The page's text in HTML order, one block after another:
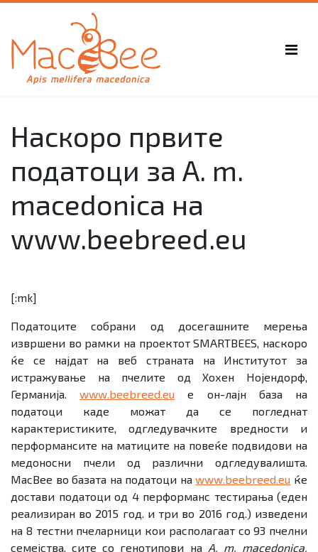
Наскоро првите
податоци за A. m.
macedonica на
www.beebreed.eu
[:mk]
Податоците собрани од досегашните мерења
извршени во рамки на проектот SMARTBEES, наскоро
ќе се најдат на веб страната на Институтот за
истражување на пчелите од Хохен Нојендорф,
Германија.www.beebreed.eu е он-лајн база на
податоци каде можат да се погледнат
карактеристиките, одгледувачките вредности и
перформансите на матиците на повеќе подвидови на
медоносни пчели од различни одгледувалишта.
MacBee во базата на податоци наwww.beebreed.eu ќе
достави податоци од 4 перформанс тестирања (еден
реализиран во 2015 год. и три во 2016 год.) изведени
на 8 тестни пчеларници кои располагаат со 93 пчелни
семејства, сите со генотипови на A. m. macedonica.